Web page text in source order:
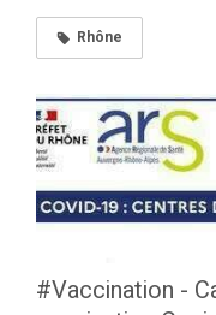
Rhône
#Vaccination -